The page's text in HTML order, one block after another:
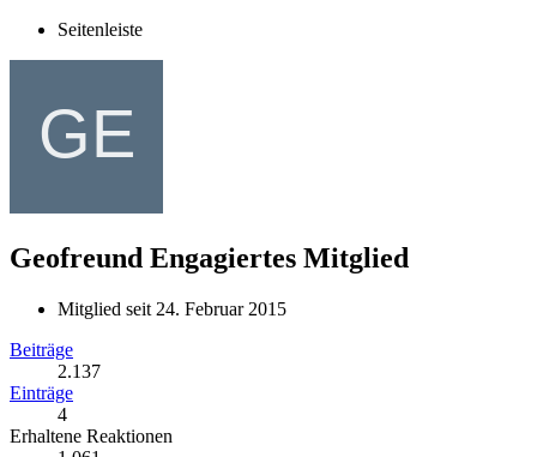
Seitenleiste
Geofreund Engagiertes Mitglied
Mitglied seit 24. Februar 2015
Beiträge
2.137
Einträge
4
Erhaltene Reaktionen